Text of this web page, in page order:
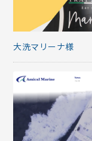
大洗マリーナ様